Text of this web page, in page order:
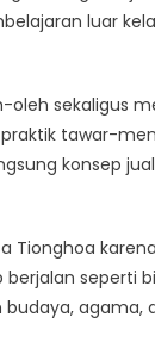
luar
oleh sekaligus
tawar-
konsep
Tionghoa
seperti
agama,